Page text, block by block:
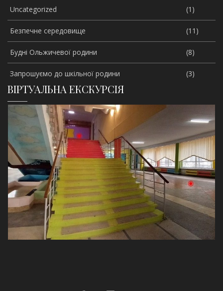
Uncategorized (1)
Безпечне середовище (11)
Будні Ольжичевої родини (8)
Запрошуємо до шкільної родини (3)
ВІРТУАЛЬНА ЕКСКУРСІЯ